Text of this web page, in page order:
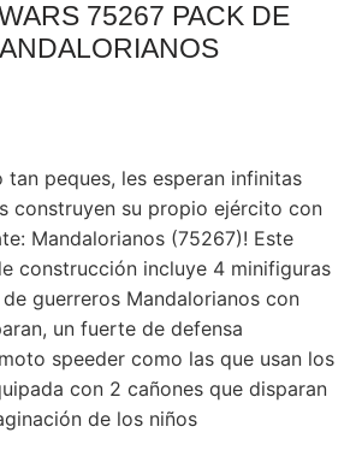
75267 PACK DE
tan peques, les esperan infinitas
construyen su propio ejército con
Mandalorianos (75267)! Este
construcción incluye 4 minifiguras
guerreros Mandalorianos con
un fuerte de defensa
speeder como las que usan los
con 2 cañones que disparan
de los niños